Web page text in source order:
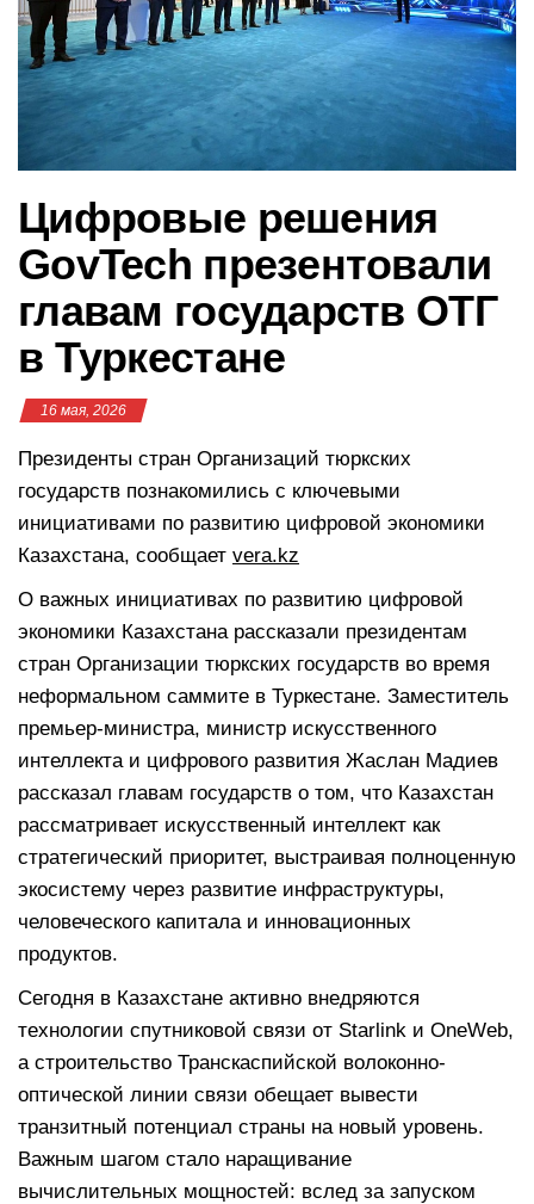
Цифровые решения
GovTech презентовали
главам государств ОТГ
в Туркестане
16 мая, 2026
Президенты стран Организаций тюркских
государств познакомились с ключевыми
инициативами по развитию цифровой экономики
Казахстана, сообщает vera.kz
О важных инициативах по развитию цифровой
экономики Казахстана рассказали президентам
стран Организации тюркских государств во время
неформальном саммите в Туркестане. Заместитель
премьер-министра, министр искусственного
интеллекта и цифрового развития Жаслан Мадиев
рассказал главам государств о том, что Казахстан
рассматривает искусственный интеллект как
стратегический приоритет, выстраивая полноценную
экосистему через развитие инфраструктуры,
человеческого капитала и инновационных
продуктов.
Сегодня в Казахстане активно внедряются
технологии спутниковой связи от Starlink и OneWeb,
а строительство Транскаспийской волоконно-
оптической линии связи обещает вывести
транзитный потенциал страны на новый уровень.
Важным шагом стало наращивание
вычислительных мощностей: вслед за запуском